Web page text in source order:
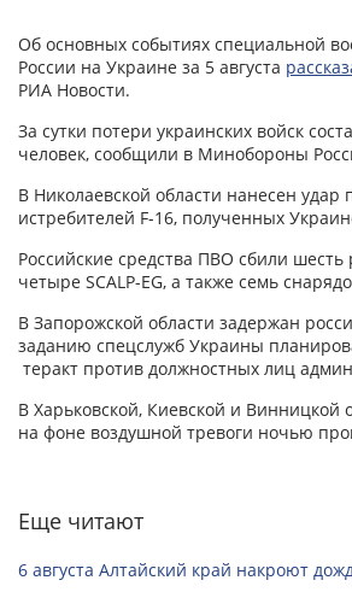
Об основных событиях специальной
России на Украине за 5 августа
РИА Новости.
За сутки потери украинских войск
человек, сообщили в Минобороны
В Николаевской области нанесен удар
истребителей F-16, полученных
Российские средства ПВО сбили шесть
четыре SCALP-EG, а также семь
В Запорожской области задержан
заданию спецслужб Украины
теракт против должностных лиц
В Харьковской, Киевской и Винницкой
на фоне воздушной тревоги ночью
Еще читают
6 августа Алтайский край накроют